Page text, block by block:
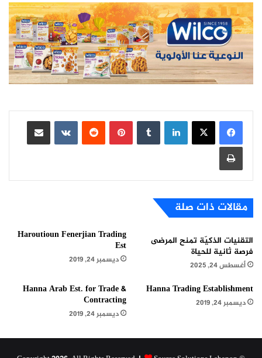
لينكدإن بينتيريست
مشاركة عبر البريد
طباعة
مقالات ذات صلة
التقنيات الذكيّة تمنح المرضى
فرصة ثانية للحياة
أغسطس 24, 2025
Haroutioun Fenerjian Trading
Est
ديسمبر 24, 2019
Hanna Trading Establishment
ديسمبر 24, 2019
Hanna Arab Est. for Trade &
Contracting
ديسمبر 24, 2019